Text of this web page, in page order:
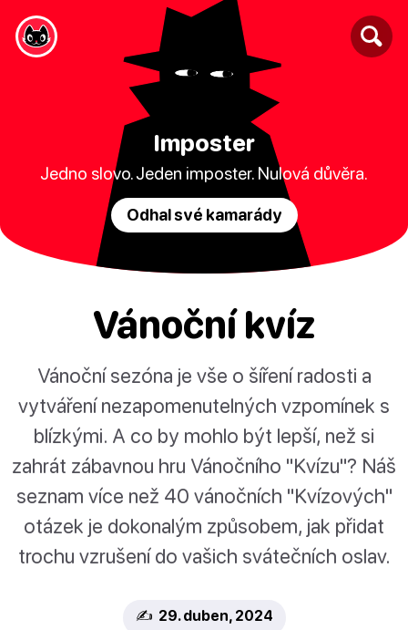
Imposter
Jedno slovo. Jeden imposter. Nulová důvěra.
Odhal své kamarády
Vánoční kvíz
Vánoční sezóna je vše o šíření radosti a
vytváření nezapomenutelných vzpomínek s
blízkými. A co by mohlo být lepší, než si
zahrát zábavnou hru Vánočního "Kvízu"? Náš
seznam více než 40 vánočních "Kvízových"
otázek je dokonalým způsobem, jak přidat
trochu vzrušení do vašich svátečních oslav.
✍️ 29. duben, 2024